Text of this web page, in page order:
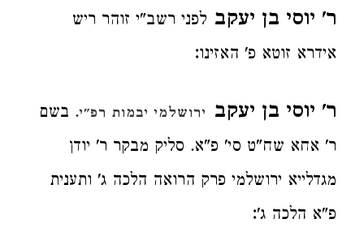
ר' יוסי בן יעקב לפני רשב"י זוהר ריש
אידרא זוטא פ' האזינו:
ר' יוסי בן יעקב ירושלמי יבמות רפ"י. בשם
ר' אחא שח"ט סי' פ"א. סליק מבקר ר' יודן
מגדלייא ירושלמי פרק הרואה הלכה ג' ותענית
פ"א הלכה ג':